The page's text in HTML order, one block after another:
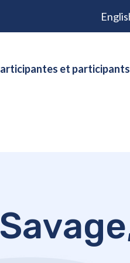
et participants